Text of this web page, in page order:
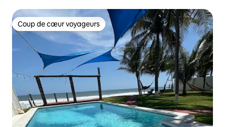
Coup de cœur voyageurs
Coup de cœur voyageurs